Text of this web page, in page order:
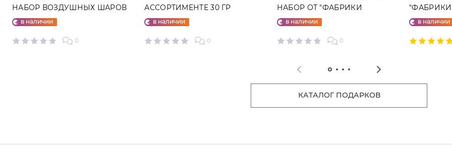
НАБОР ВОЗДУШНЫХ ШАРОВ
№25в наличии
0
АССОРТИМЕНТЕ 30 ГР
в наличии
0
НАБОР ОТ "ФАБРИКИ
СЧАСТЬЕ"
в наличии
0
"ФАБРИКИ
в наличии
КАТАЛОГ ПОДАРКОВ